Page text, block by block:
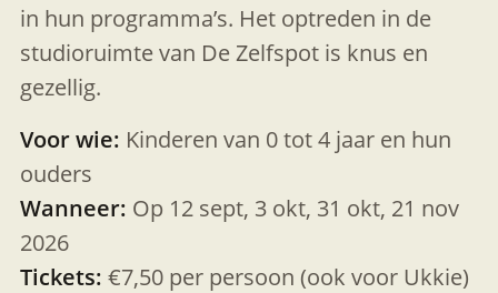
in hun programma’s. Het optreden in de
studioruimte van De Zelfspot is knus en
gezellig.
Voor wie: Kinderen van 0 tot 4 jaar en hun
ouders
Wanneer: Op 12 sept, 3 okt, 31 okt, 21 nov
2026
Tickets: €7,50 per persoon (ook voor Ukkie)